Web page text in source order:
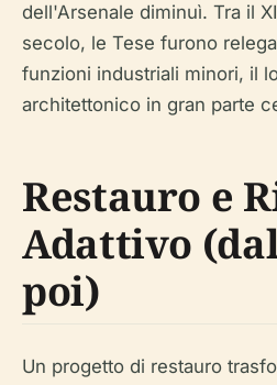
dell'Arsenale diminuì. Tra il
secolo, le Tese furono
funzioni industriali minori, il
architettonico in gran parte
Restauro e
Adattivo
poi)
Un progetto di restauro